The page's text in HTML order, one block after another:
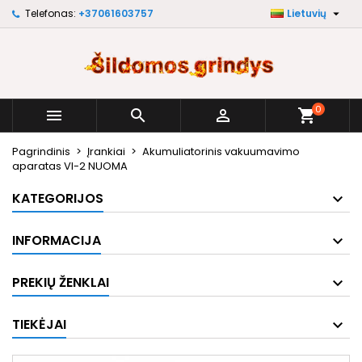
Telefonas: +37061603757 Lietuvių 
   shopping_cart0
Pagrindinis Įrankiai
Akumuliatorinis vakuumavimo
aparatas VI-2 NUOMA
KATEGORIJOS
INFORMACIJA
PREKIŲ ŽENKLAI
TIEKĖJAI
My wishlists ×
Create new list
Sukurti pageidavimų sąrašą ×
Pageidavimų sąrašo pavadinimas
Atšaukti Sukurti pageidavimų sąrašą
Prisijungti ×
Norėdami išsaugoti prekes savo pageidavimų